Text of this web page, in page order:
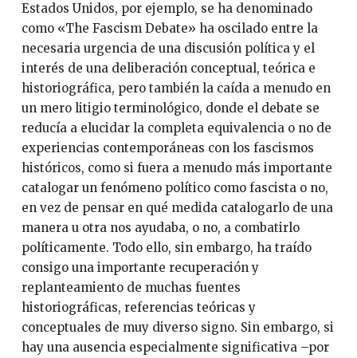
Estados Unidos, por ejemplo, se ha denominado
como «The Fascism Debate» ha oscilado entre la
necesaria urgencia de una discusión política y el
interés de una deliberación conceptual, teórica e
historiográfica, pero también la caída a menudo en
un mero litigio terminológico, donde el debate se
reducía a elucidar la completa equivalencia o no de
experiencias contemporáneas con los fascismos
históricos, como si fuera a menudo más importante
catalogar un fenómeno político como fascista o no,
en vez de pensar en qué medida catalogarlo de una
manera u otra nos ayudaba, o no, a combatirlo
políticamente. Todo ello, sin embargo, ha traído
consigo una importante recuperación y
replanteamiento de muchas fuentes
historiográficas, referencias teóricas y
conceptuales de muy diverso signo. Sin embargo, si
hay una ausencia especialmente significativa –por